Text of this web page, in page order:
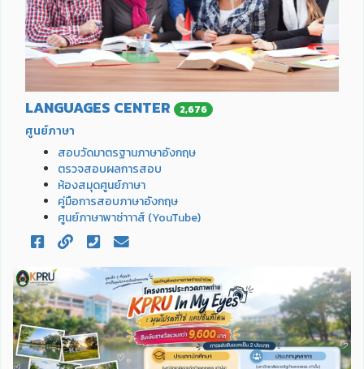
LANGUAGES CENTER 2,676
ศูนย์ภาษา
สอบวัดมาตรฐานภาษาอังกฤษ
ตรวจสอบผลการสอบ
ห้องสมุดศูนย์ภาษา
คู่มือการสอบภาษาอังกฤษ
ศูนย์ภาษาพาซ่าาาส์ (YouTube)